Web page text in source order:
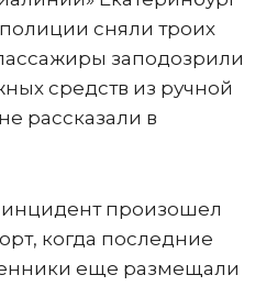
сняли троих
заподозрили
средств из ручной
рассказали в
произошел
когда последние
еще размещали